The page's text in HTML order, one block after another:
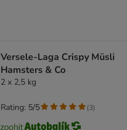
Versele-Laga Crispy Müsli
Hamsters & Co
2 x 2,5 kg
Rating: 5/5 (3)